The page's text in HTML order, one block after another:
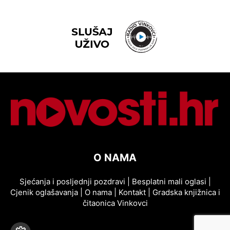
O NAMA
Sjećanja i posljednji pozdravi Besplatni mali oglasi
Cjenik oglašavanja| O nama| Kontakt| Gradska knjižnica i
čitaonica Vinkovci